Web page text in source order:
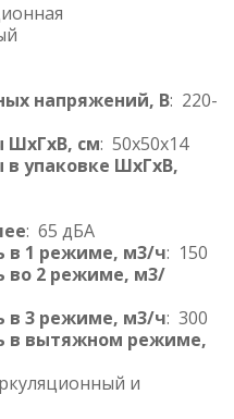
напряжений, В: 220-
ШхГхВ, см: 50x50x14
упаковке ШхГхВ,
: 65 дБА
в 1 режиме, м3/ч: 150
во 2 режиме, м3/
в 3 режиме, м3/ч: 300
в вытяжном режиме,
и